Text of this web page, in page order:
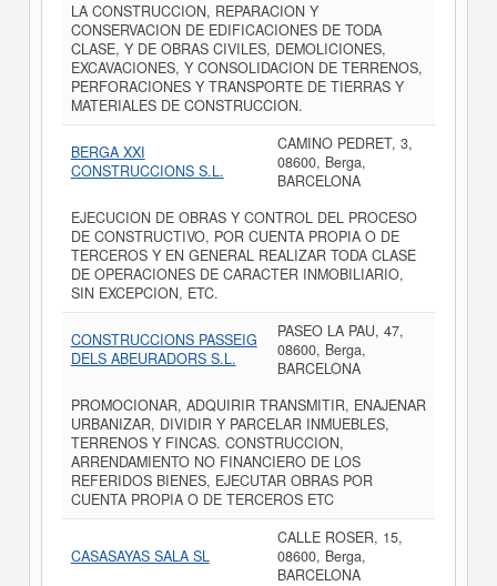
LA CONSTRUCCION, REPARACION Y
CONSERVACION DE EDIFICACIONES DE TODA
CLASE, Y DE OBRAS CIVILES, DEMOLICIONES,
EXCAVACIONES, Y CONSOLIDACION DE TERRENOS,
PERFORACIONES Y TRANSPORTE DE TIERRAS Y
MATERIALES DE CONSTRUCCION.
BERGA XXI
CONSTRUCCIONS S.L.
CAMINO PEDRET, 3,
08600, Berga,
BARCELONA
EJECUCION DE OBRAS Y CONTROL DEL PROCESO
DE CONSTRUCTIVO, POR CUENTA PROPIA O DE
TERCEROS Y EN GENERAL REALIZAR TODA CLASE
DE OPERACIONES DE CARACTER INMOBILIARIO,
SIN EXCEPCION, ETC.
CONSTRUCCIONS PASSEIG
DELS ABEURADORS S.L.
PASEO LA PAU, 47,
08600, Berga,
BARCELONA
PROMOCIONAR, ADQUIRIR TRANSMITIR, ENAJENAR
URBANIZAR, DIVIDIR Y PARCELAR INMUEBLES,
TERRENOS Y FINCAS. CONSTRUCCION,
ARRENDAMIENTO NO FINANCIERO DE LOS
REFERIDOS BIENES, EJECUTAR OBRAS POR
CUENTA PROPIA O DE TERCEROS ETC
CASASAYAS SALA SL
CALLE ROSER, 15,
08600, Berga,
BARCELONA